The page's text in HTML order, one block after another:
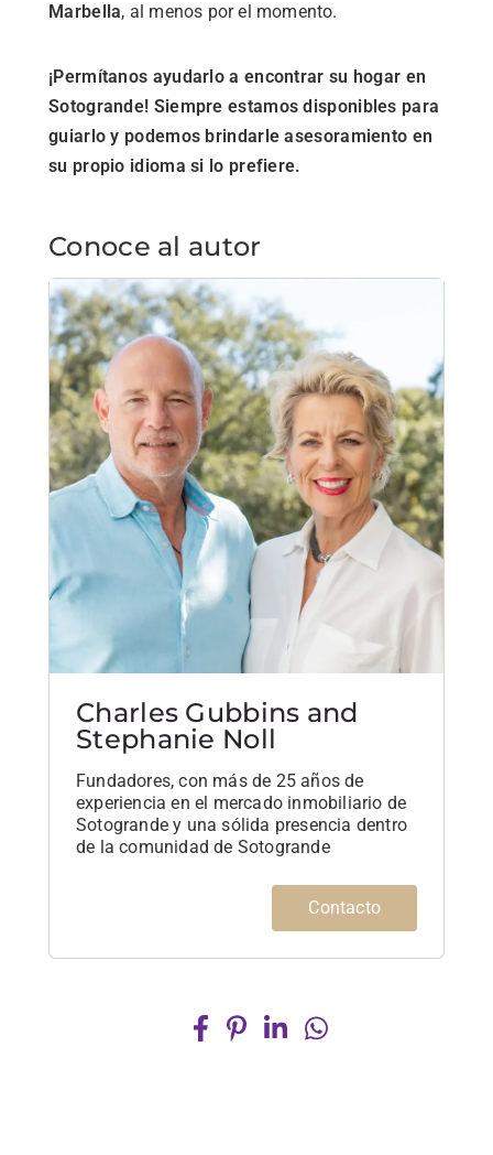
Marbella, al menos por el momento.
¡Permítanos ayudarlo a encontrar su hogar en
Sotogrande! Siempre estamos disponibles para
guiarlo y podemos brindarle asesoramiento en
su propio idioma si lo prefiere.
Conoce al autor
Charles Gubbins and
Stephanie Noll
Fundadores, con más de 25 años de
experiencia en el mercado inmobiliario de
Sotogrande y una sólida presencia dentro
de la comunidad de Sotogrande
Contacto